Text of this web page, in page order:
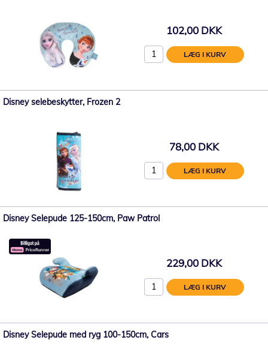
102,00 DKK
LÆG I KURV
Disney selebeskytter, Frozen 2
78,00 DKK
LÆG I KURV
Disney Selepude 125-150cm, Paw Patrol
229,00 DKK
LÆG I KURV
Disney Selepude med ryg 100-150cm, Cars